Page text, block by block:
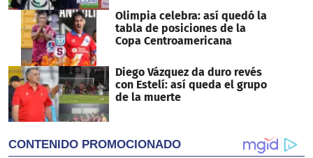
Olimpia celebra: así quedó la
tabla de posiciones de la
Copa Centroamericana
Diego Vázquez da duro revés
con Estelí: así queda el grupo
de la muerte